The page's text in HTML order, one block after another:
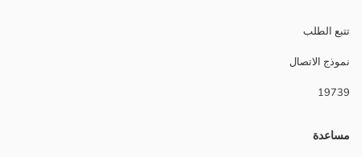
تتبع الطلب
نموذج الاتصال
19739
مساعدة